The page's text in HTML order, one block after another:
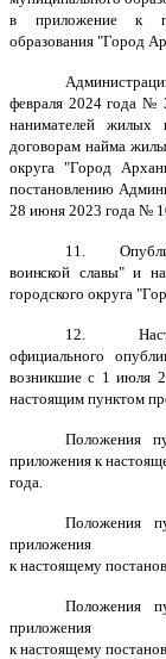
в приложение к
образования "Город
февраля 2024 года №
нанимателей жилых
договорам найма
округа "Город
постановлению
28 июня 2023 года №
11.
воинскойславы" и на
городского округа
12.
официального
возникшие с 1 июля
настоящим пунктом
Положения
приложения к
года.
Положения
приложения
к настоящему
Положения
приложения
к настоящему